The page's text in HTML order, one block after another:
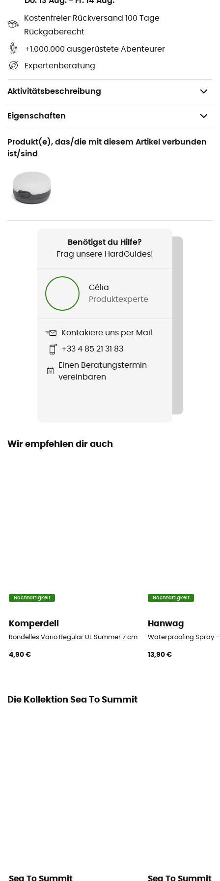
Kostenfreier Rückversand 100 Tage
Rückgaberecht
+1.000.000 ausgerüstete Abenteurer
Expertenberatung
Aktivitätsbeschreibung
Unverzichtbar bei mehrtägigen
Wander
touren, sorgt das Mat Repair Kit
Nächte in der freien Natur
4 Flicken mit einem Durchmesser von 3 cm
Gewicht: 10 g
Eigenschaften
Geeignet für
Trekking / Reise / Biwak
Geschlecht
Herren / Damen
10 g
Mat Repair Kit
Im Lieferumfang enthalten
4 patches met een diameter van 3 cm / 4 vierkanten
van 4 cm / 2 terugslagkleppen
Produkt(e), das/die mit diesem Artikel verbunden
ist/sind
Benötigst du Hilfe?
Frag unsere HardGuides!
Célia
Produktexperte
Kontakiere uns per Mail
+33 4 85 21 31 83
Einen Beratungstermin
vereinbaren
Wir empfehlen dir auch
Nachhaltigkeit
Komperdell
Rondelles Vario Regular UL Summer 7 cm Blister
4,90 €
Nachhaltigkeit
Hanwag
Waterproofing Spray
13,90 €
Die Kollektion Sea To Summit
Sea To Summit Sea To Summit